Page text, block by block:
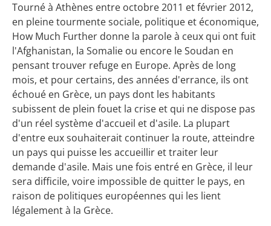
Tourné à Athènes entre octobre 2011 et février 2012,
en pleine tourmente sociale, politique et économique,
How Much Further donne la parole à ceux qui ont fuit
l'Afghanistan, la Somalie ou encore le Soudan en
pensant trouver refuge en Europe. Après de long
mois, et pour certains, des années d'errance, ils ont
échoué en Grèce, un pays dont les habitants
subissent de plein fouet la crise et qui ne dispose pas
d'un réel système d'accueil et d'asile. La plupart
d'entre eux souhaiterait continuer la route, atteindre
un pays qui puisse les accueillir et traiter leur
demande d'asile. Mais une fois entré en Grèce, il leur
sera difficile, voire impossible de quitter le pays, en
raison de politiques européennes qui les lient
légalement à la Grèce.